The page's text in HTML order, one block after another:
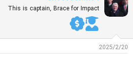
ا
ز
:
This is captain, Brace for Impact
2025/2/20